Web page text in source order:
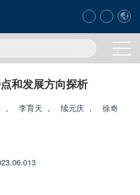
和发展方向探析
， 李育天 ， 续元庆 ，
徐奇